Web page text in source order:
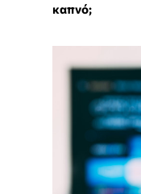
καπνό;